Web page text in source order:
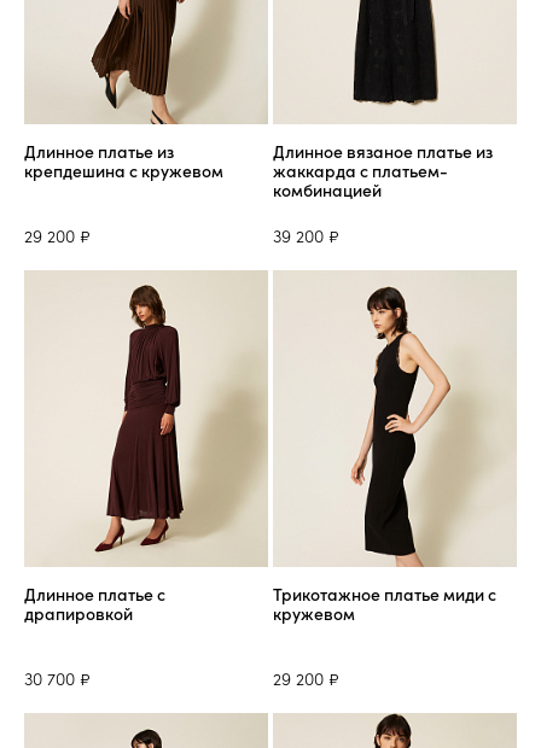
Длинное платье из
крепдешина с кружевом
29 200 ₽
Длинное вязаное платье из
жаккарда с платьем-
комбинацией
39 200 ₽
Длинное платье с
драпировкой
30 700 ₽
Трикотажное платье миди с
кружевом
29 200 ₽